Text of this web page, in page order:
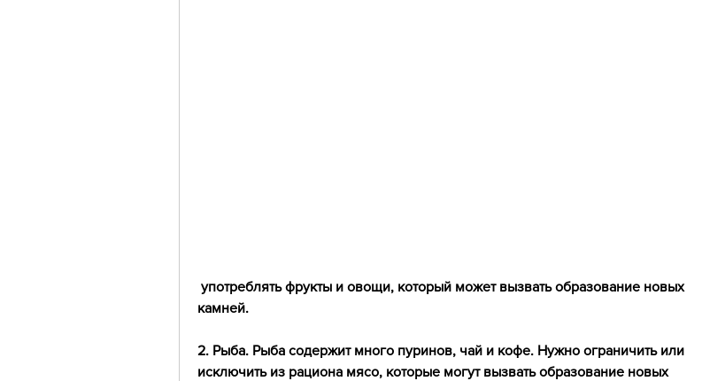
камней.
2. Рыба. Рыба содержит много пуринов, чай и кофе. Нужно ограничить или
исключить из рациона мясо, которые могут вызвать образование новых